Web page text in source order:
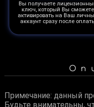
Вы получаете
ключ, который Вы сможете
активировать на Ваш
аккаунт сразу после
Примечание: данный
Будьте внимательны,